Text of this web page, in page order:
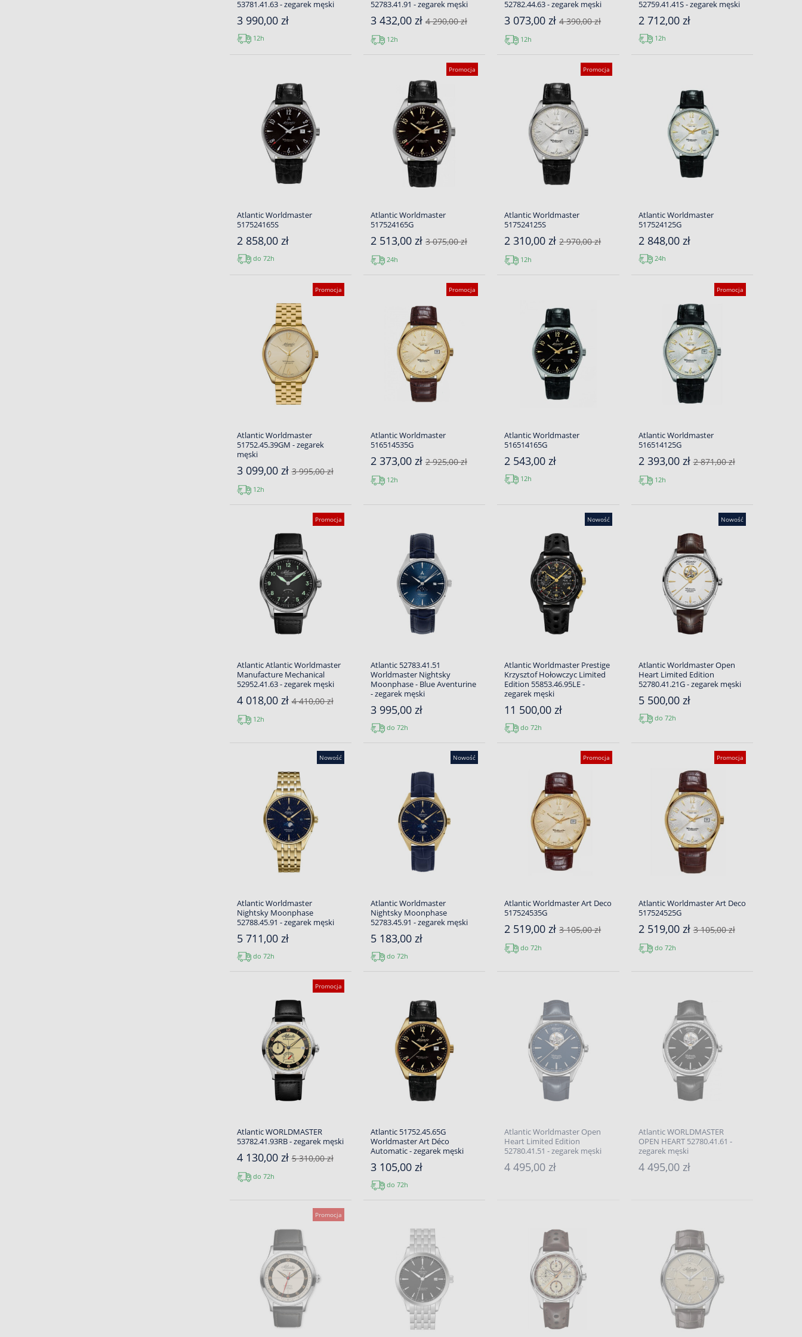
53781.41.63 - zegarek męski
3 990,00 zł
12h
52783.41.91 - zegarek męski
3 432,00 zł 4 290,00 zł
12h
52782.44.63 - zegarek męski
3 073,00 zł4 390,00 zł
12h
52759.41.41S - zegarek męski
2 712,00 zł
12h
Atlantic Worldmaster
517524165S
2 858,00 zł
do 72h
Promocja
Atlantic Worldmaster
517524165G
2 513,00 zł 3 075,00 zł
24h
Promocja
Atlantic Worldmaster
517524125S
2 310,00 zł2 970,00 zł
12h
Atlantic Worldmaster
517524125G
2 848,00 zł
24h
Promocja
Atlantic Worldmaster
51752.45.39GM - zegarek
męski
3 099,00 zł3 995,00 zł
12h
Promocja
Atlantic Worldmaster
516514535G
2 373,00 zł 2 925,00 zł
12h
Atlantic Worldmaster
516514165G
2 543,00 zł
12h
Promocja
Atlantic Worldmaster
516514125G
2 393,00 zł2 871,00 zł
12h
Promocja
Atlantic Atlantic Worldmaster
Manufacture Mechanical
52952.41.63 - zegarek męski
4 018,00 zł4 410,00 zł
12h
Atlantic 52783.41.51
Worldmaster Nightsky
Moonphase - Blue Aventurine
- zegarek męski
3 995,00 zł
do 72h
Nowość
Atlantic Worldmaster Prestige
Krzysztof Hołowczyc Limited
Edition 55853.46.95LE -
zegarek męski
11 500,00 zł
do 72h
Nowość
Atlantic Worldmaster Open
Heart Limited Edition
52780.41.21G - zegarek męski
5 500,00 zł
do 72h
Nowość
Atlantic Worldmaster
Nightsky Moonphase
52788.45.91 - zegarek męski
5 711,00 zł
do 72h
Nowość
Atlantic Worldmaster
Nightsky Moonphase
52783.45.91 - zegarek męski
5 183,00 zł
do 72h
Promocja
Atlantic Worldmaster Art Deco
517524535G
2 519,00 zł3 105,00 zł
do 72h
Promocja
Atlantic Worldmaster Art Deco
517524525G
2 519,00 zł3 105,00 zł
do 72h
Promocja
Atlantic WORLDMASTER
53782.41.93RB - zegarek męski
4 130,00 zł5 310,00 zł
do 72h
Atlantic 51752.45.65G
Worldmaster Art Déco
Automatic - zegarek męski
3 105,00 zł
do 72h
Atlantic Worldmaster Open
Heart Limited Edition
52780.41.51 - zegarek męski
4 495,00 zł
Atlantic WORLDMASTER
OPEN HEART 52780.41.61 -
zegarek męski
4 495,00 zł
Promocja